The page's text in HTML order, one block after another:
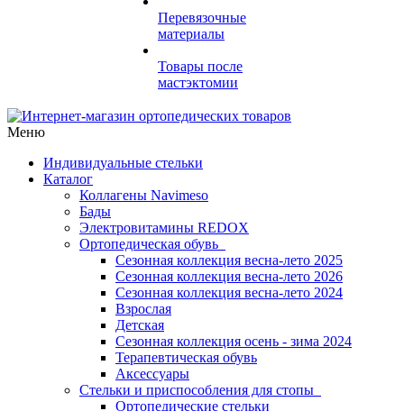
Перевязочные
материалы
Товары после
мастэктомии
Меню
Индивидуальные стельки
Каталог
Коллагены Navimeso
Бады
Электровитамины REDOX
Ортопедическая обувь
Сезонная коллекция весна-лето 2025
Сезонная коллекция весна-лето 2026
Сезонная коллекция весна-лето 2024
Взрослая
Детская
Сезонная коллекция осень - зима 2024
Терапевтическая обувь
Аксессуары
Стельки и приспособления для стопы
Ортопедические стельки